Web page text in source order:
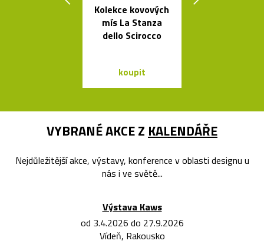
Kolekce kovových
mís La Stanza
dello Scirocco
koupit
VYBRANÉ AKCE Z KALENDÁŘE
Nejdůležitější akce, výstavy, konference v oblasti designu u
nás i ve světě...
Výstava Kaws
od 3.4.2026 do 27.9.2026
Vídeň, Rakousko